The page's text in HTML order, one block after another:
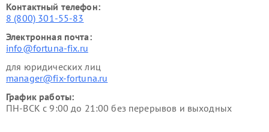
Контактный телефон:
8 (800) 301-55-83
Электронная почта:
info@fortuna-fix.ru
для юридических лиц
manager@fix-fortuna.ru
График работы:
ПН-ВСК с 9:00 до 21:00 без перерывов и выходных